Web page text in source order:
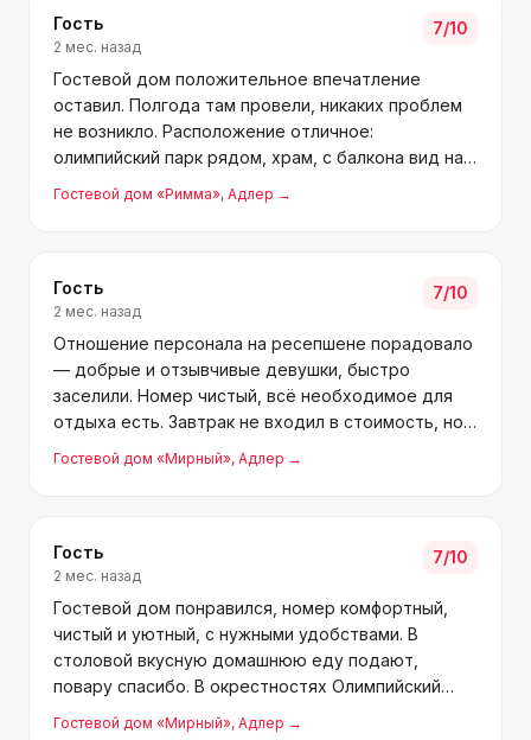
Гость
2 мес. назад
7/10
Гостевой дом положительное впечатление
оставил. Полгода там провели, никаких проблем
не возникло. Расположение отличное:
олимпийский парк рядом, храм, с балкона вид на
горы. Для семей с детьми подходит. В номерах
чисто, уютно и светло. Уезжать не хотелось.
Гостевой дом «Римма», Адлер →
Гость
2 мес. назад
7/10
Отношение персонала на ресепшене порадовало
— добрые и отзывчивые девушки, быстро
заселили. Номер чистый, всё необходимое для
отдыха есть. Завтрак не входил в стоимость, но
всё равно предложили поесть. Спасибо за
приятное пребывание! Желаю хороших отзывов и
Гостевой дом «Мирный», Адлер →
Гость
2 мес. назад
7/10
Гостевой дом понравился, номер комфортный,
чистый и уютный, с нужными удобствами. В
столовой вкусную домашнюю еду подают,
повару спасибо. В окрестностях Олимпийский
парк, Сочи-парк, красивая набережная, чистый
Гостевой дом «Мирный», Адлер →